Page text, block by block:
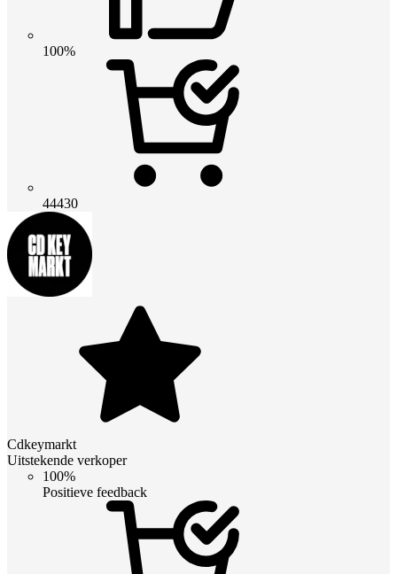
100%
44430
Cdkeymarkt
Uitstekende verkoper
100%
Positieve feedback